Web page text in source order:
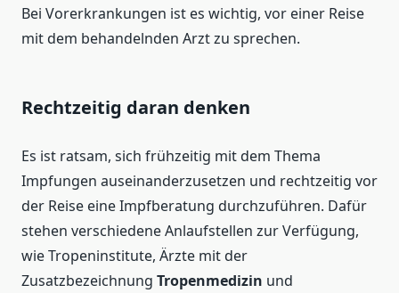
Bei Vorerkrankungen ist es wichtig, vor einer Reise
mit dem behandelnden Arzt zu sprechen.
Rechtzeitig daran denken
Es ist ratsam, sich frühzeitig mit dem Thema
Impfungen auseinanderzusetzen und rechtzeitig vor
der Reise eine Impfberatung durchzuführen. Dafür
stehen verschiedene Anlaufstellen zur Verfügung,
wie Tropeninstitute, Ärzte mit der
Zusatzbezeichnung Tropenmedizin und